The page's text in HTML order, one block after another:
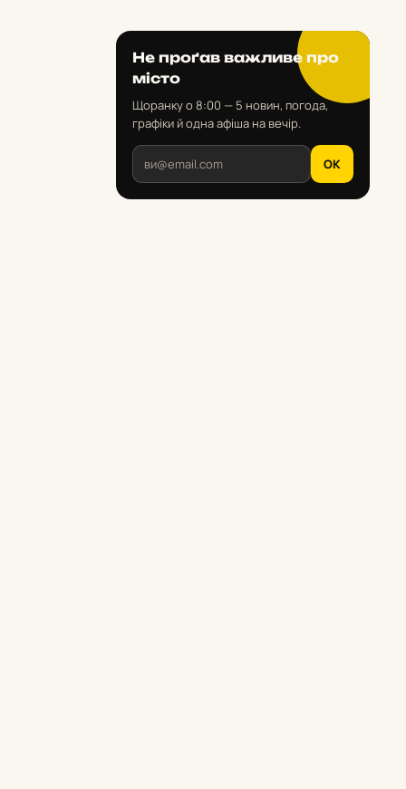
Не проґав важливе про
місто
Щоранку о 8:00 — 5 новин, погода,
графіки й одна афіша на вечір.
OK